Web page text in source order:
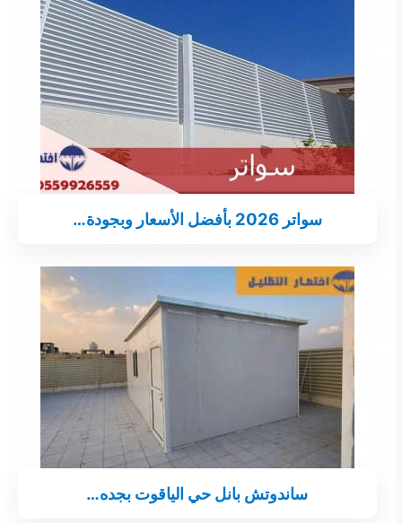
سواتر 2026 بأفضل الأسعار وبجودة…
ساندوتش بانل حي الياقوت بجده…